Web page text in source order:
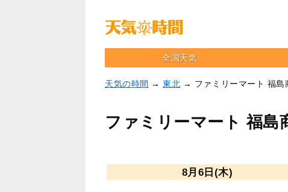
全国天気
天気の時間 →東北 → ファミリーマート 福島
ファミリーマート 福島
8月6日(木)